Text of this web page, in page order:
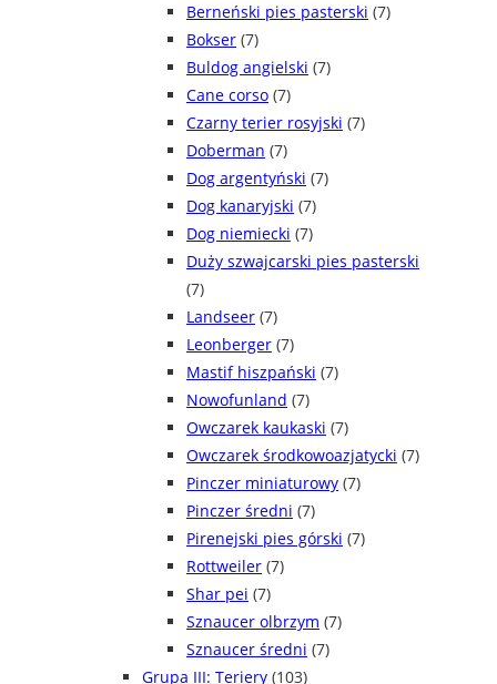
Berneński pies pasterski (7)
Bokser (7)
Buldog angielski (7)
Cane corso (7)
Czarny terier rosyjski (7)
Doberman (7)
Dog argentyński (7)
Dog kanaryjski (7)
Dog niemiecki (7)
Duży szwajcarski pies pasterski
(7)
Landseer (7)
Leonberger (7)
Mastif hiszpański (7)
Nowofunland (7)
Owczarek kaukaski (7)
Owczarek środkowoazjatycki (7)
Pinczer miniaturowy (7)
Pinczer średni (7)
Pirenejski pies górski (7)
Rottweiler (7)
Shar pei (7)
Sznaucer olbrzym (7)
Sznaucer średni (7)
Grupa III: Teriery (103)